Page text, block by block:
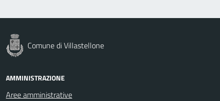
Comune di Villastellone
AMMINISTRAZIONE
Aree amministrative